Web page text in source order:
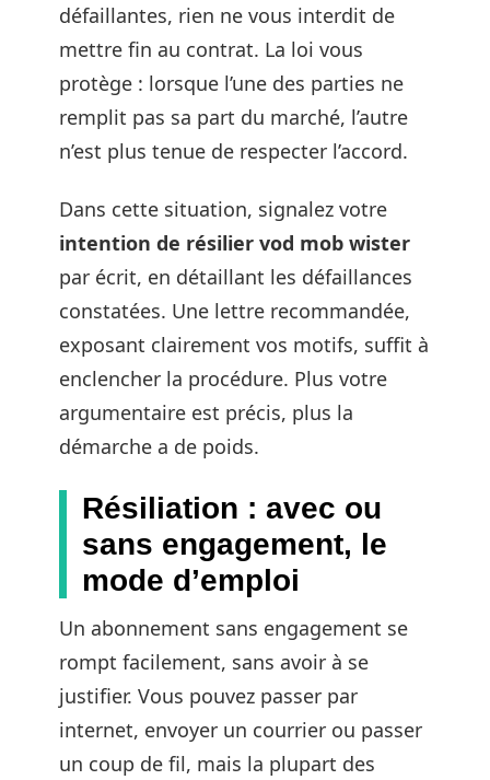
défaillantes, rien ne vous interdit de
mettre fin au contrat. La loi vous
protège : lorsque l’une des parties ne
remplit pas sa part du marché, l’autre
n’est plus tenue de respecter l’accord.
Dans cette situation, signalez votre
intention de résilier vod mob wister
par écrit, en détaillant les défaillances
constatées. Une lettre recommandée,
exposant clairement vos motifs, suffit à
enclencher la procédure. Plus votre
argumentaire est précis, plus la
démarche a de poids.
Résiliation : avec ou
sans engagement, le
mode d’emploi
Un abonnement sans engagement se
rompt facilement, sans avoir à se
justifier. Vous pouvez passer par
internet, envoyer un courrier ou passer
un coup de fil, mais la plupart des